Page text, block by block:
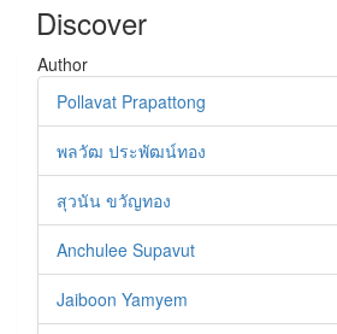
Discover
Author
Pollavat Prapattong
พลวัฒ ประพัฒน์ทอง
สุวนัน ขวัญทอง
Anchulee Supavut
Jaiboon Yamyem